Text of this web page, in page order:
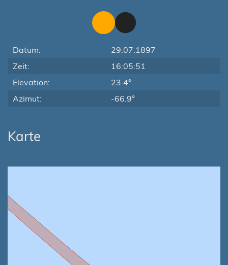
Datum:
29.07.1897
Zeit:
16:05:51
Elevation:
23.4°
Azimut:
-66.9°
Karte